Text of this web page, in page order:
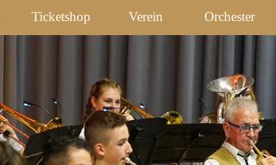
Ticketshop Verein Orchester